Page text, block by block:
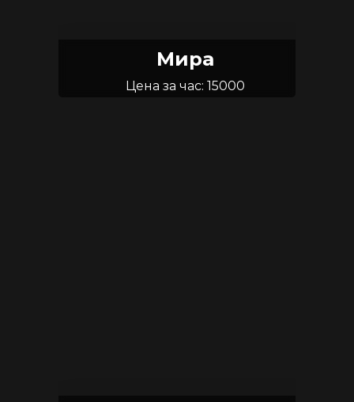
Мира
Цена за час: 15000